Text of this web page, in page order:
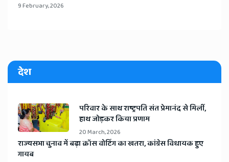
9 February, 2026
देश
​परिवार के साथ राष्ट्रपति संत प्रेमानंद से मिलीं,
हाथ जोड़कर किया प्रणाम
20 March, 2026
​राज्यसभा चुनाव में बढ़ा क्रॉस वोटिंग का खतरा, कांग्रेस विधायक हुए
गायब